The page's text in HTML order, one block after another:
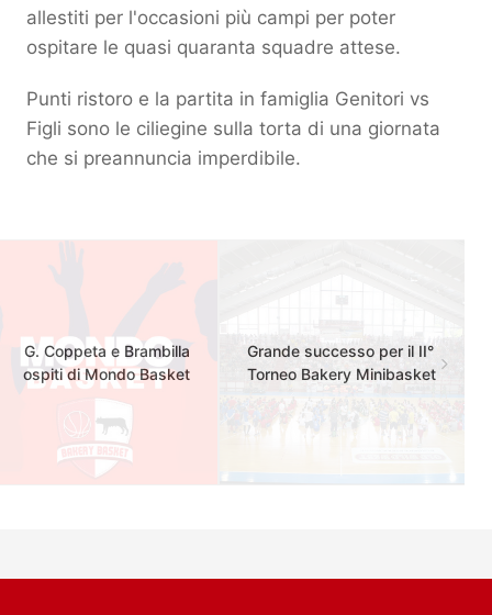
allestiti per l'occasioni più campi per poter
ospitare le quasi quaranta squadre attese.
Punti ristoro e la partita in famiglia Genitori vs
Figli sono le ciliegine sulla torta di una giornata
che si preannuncia imperdibile.
G. Coppeta e Brambilla
ospiti di Mondo Basket
Grande successo per il II°
Torneo Bakery Minibasket